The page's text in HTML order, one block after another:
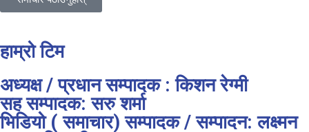
हाम्रो टिम
अध्यक्ष / प्रधान सम्पादक : किशन रेग्मी
सह सम्पादक: सरु शर्मा
भिडियो ( समाचार) सम्पादक / सम्पादन: लक्ष्मन